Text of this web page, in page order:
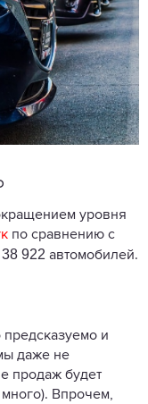
уровня
по сравнению с
38 922 автомобилей.
и
даже не
продаж будет
Впрочем,